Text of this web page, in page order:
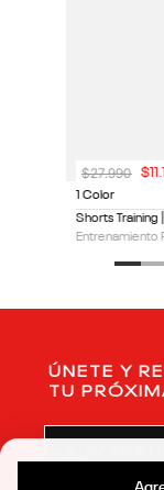
1 Color
Shorts Training
Entrenamiento
$27.990 $11.
ÚNETE Y
TU